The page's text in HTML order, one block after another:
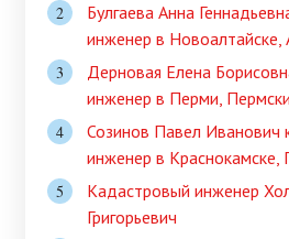
Булгаева Анна
инженер в Новоалтайске,
Дерновая Елена
инженер в Перми,
Созинов Павел Иванович
инженер в Краснокамске,
Кадастровый инженер
Григорьевич